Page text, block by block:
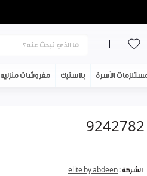
الأسرة بلاستيك مفروشات منزليه
الشركة : elite by abdeen